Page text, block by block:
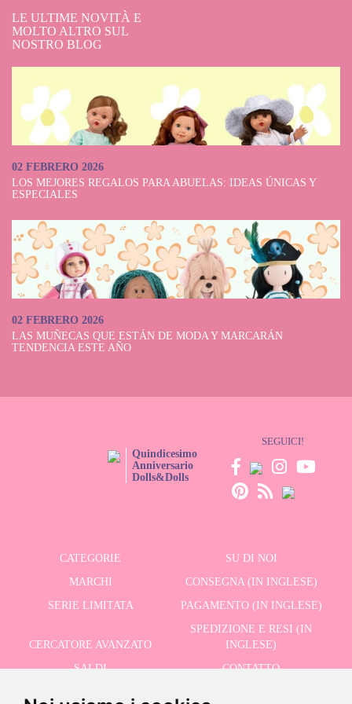
Así, che è di 46 cm. Ha delle bellissime scarpine con fiocchi, un cappello
con paraorecchie, un maglione e un completo con piumino. C'è anche
Martín, della marca Antonio Juan, 52 cm. Questo prezioso bambino ha un
innamora.
Acquista subito le tue bambole
su Dolls and Dolls
In breve, controlla tutti i modelli di bambole che abbiamo da marchi
come Anne Geddes, Antonio Juan, Berenguer, Así, Llorens e Paola Reina,
tra molti altri, e scegli il bambino che ti piace di più, sia che dorma,
in maglia e piqué rosa o blu. Inoltre, una volta che hai le tue bambole,
puoi comprare loro nuovi vestiti da cambiare o un passeggino. Fidati di
Dolls And Dolls, fai il tuo acquisto online e ricevilo in 24-48 ore nella
Penisola.
LE ULTIME NOVITÀ E
MOLTO ALTRO SUL
NOSTRO BLOG
02 FEBRERO 2026
LOS MEJORES REGALOS PARA ABUELAS: IDEAS ÚNICAS Y
ESPECIALES
02 FEBRERO 2026
LAS MUÑECAS QUE ESTÁN DE MODA Y MARCARÁN
TENDENCIA ESTE AÑO
Quindicesimo
Anniversario
Dolls&Dolls
SEGUICI!
CATEGORIE
SU DI NOI
MARCHI
CONSEGNA (IN INGLESE)
SERIE LIMITATA
PAGAMENTO (IN INGLESE)
CERCATORE AVANZATO
SPEDIZIONE E RESI (IN
INGLESE)
SALDI
CONTATTO